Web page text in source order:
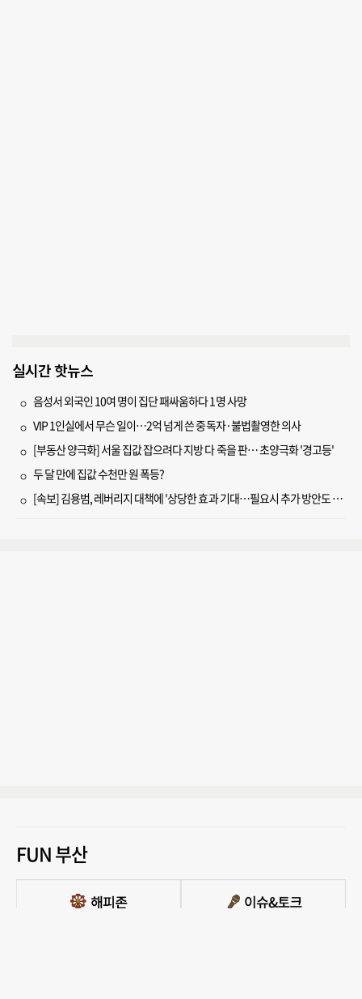
실시간 핫뉴스
음성서 외국인 10여 명이 집단 패싸움하다 1명 사망
VIP 1인실에서 무슨 일이…2억 넘게 쓴 중독자·불법촬영한 의사
[부동산 양극화] 서울 집값 잡으려다 지방 다 죽을 판… 초양극화 '경고등'
두 달 만에 집값 수천만 원 폭등?
[속보] 김용범, 레버리지 대책에 '상당한 효과 기대…필요시 추가 방안도 검토'
FUN 부산